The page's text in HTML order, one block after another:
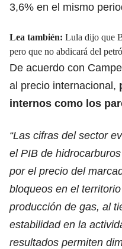
3,6% en el mismo
Lea también: Lula dijo que
pero que no abdicará del
De acuerdo con
al precio internacional,
internos como los
“Las cifras del sector
el PIB de
por el precio del
bloqueos en el
producción de gas, al
estabilidad en la
resultados permiten